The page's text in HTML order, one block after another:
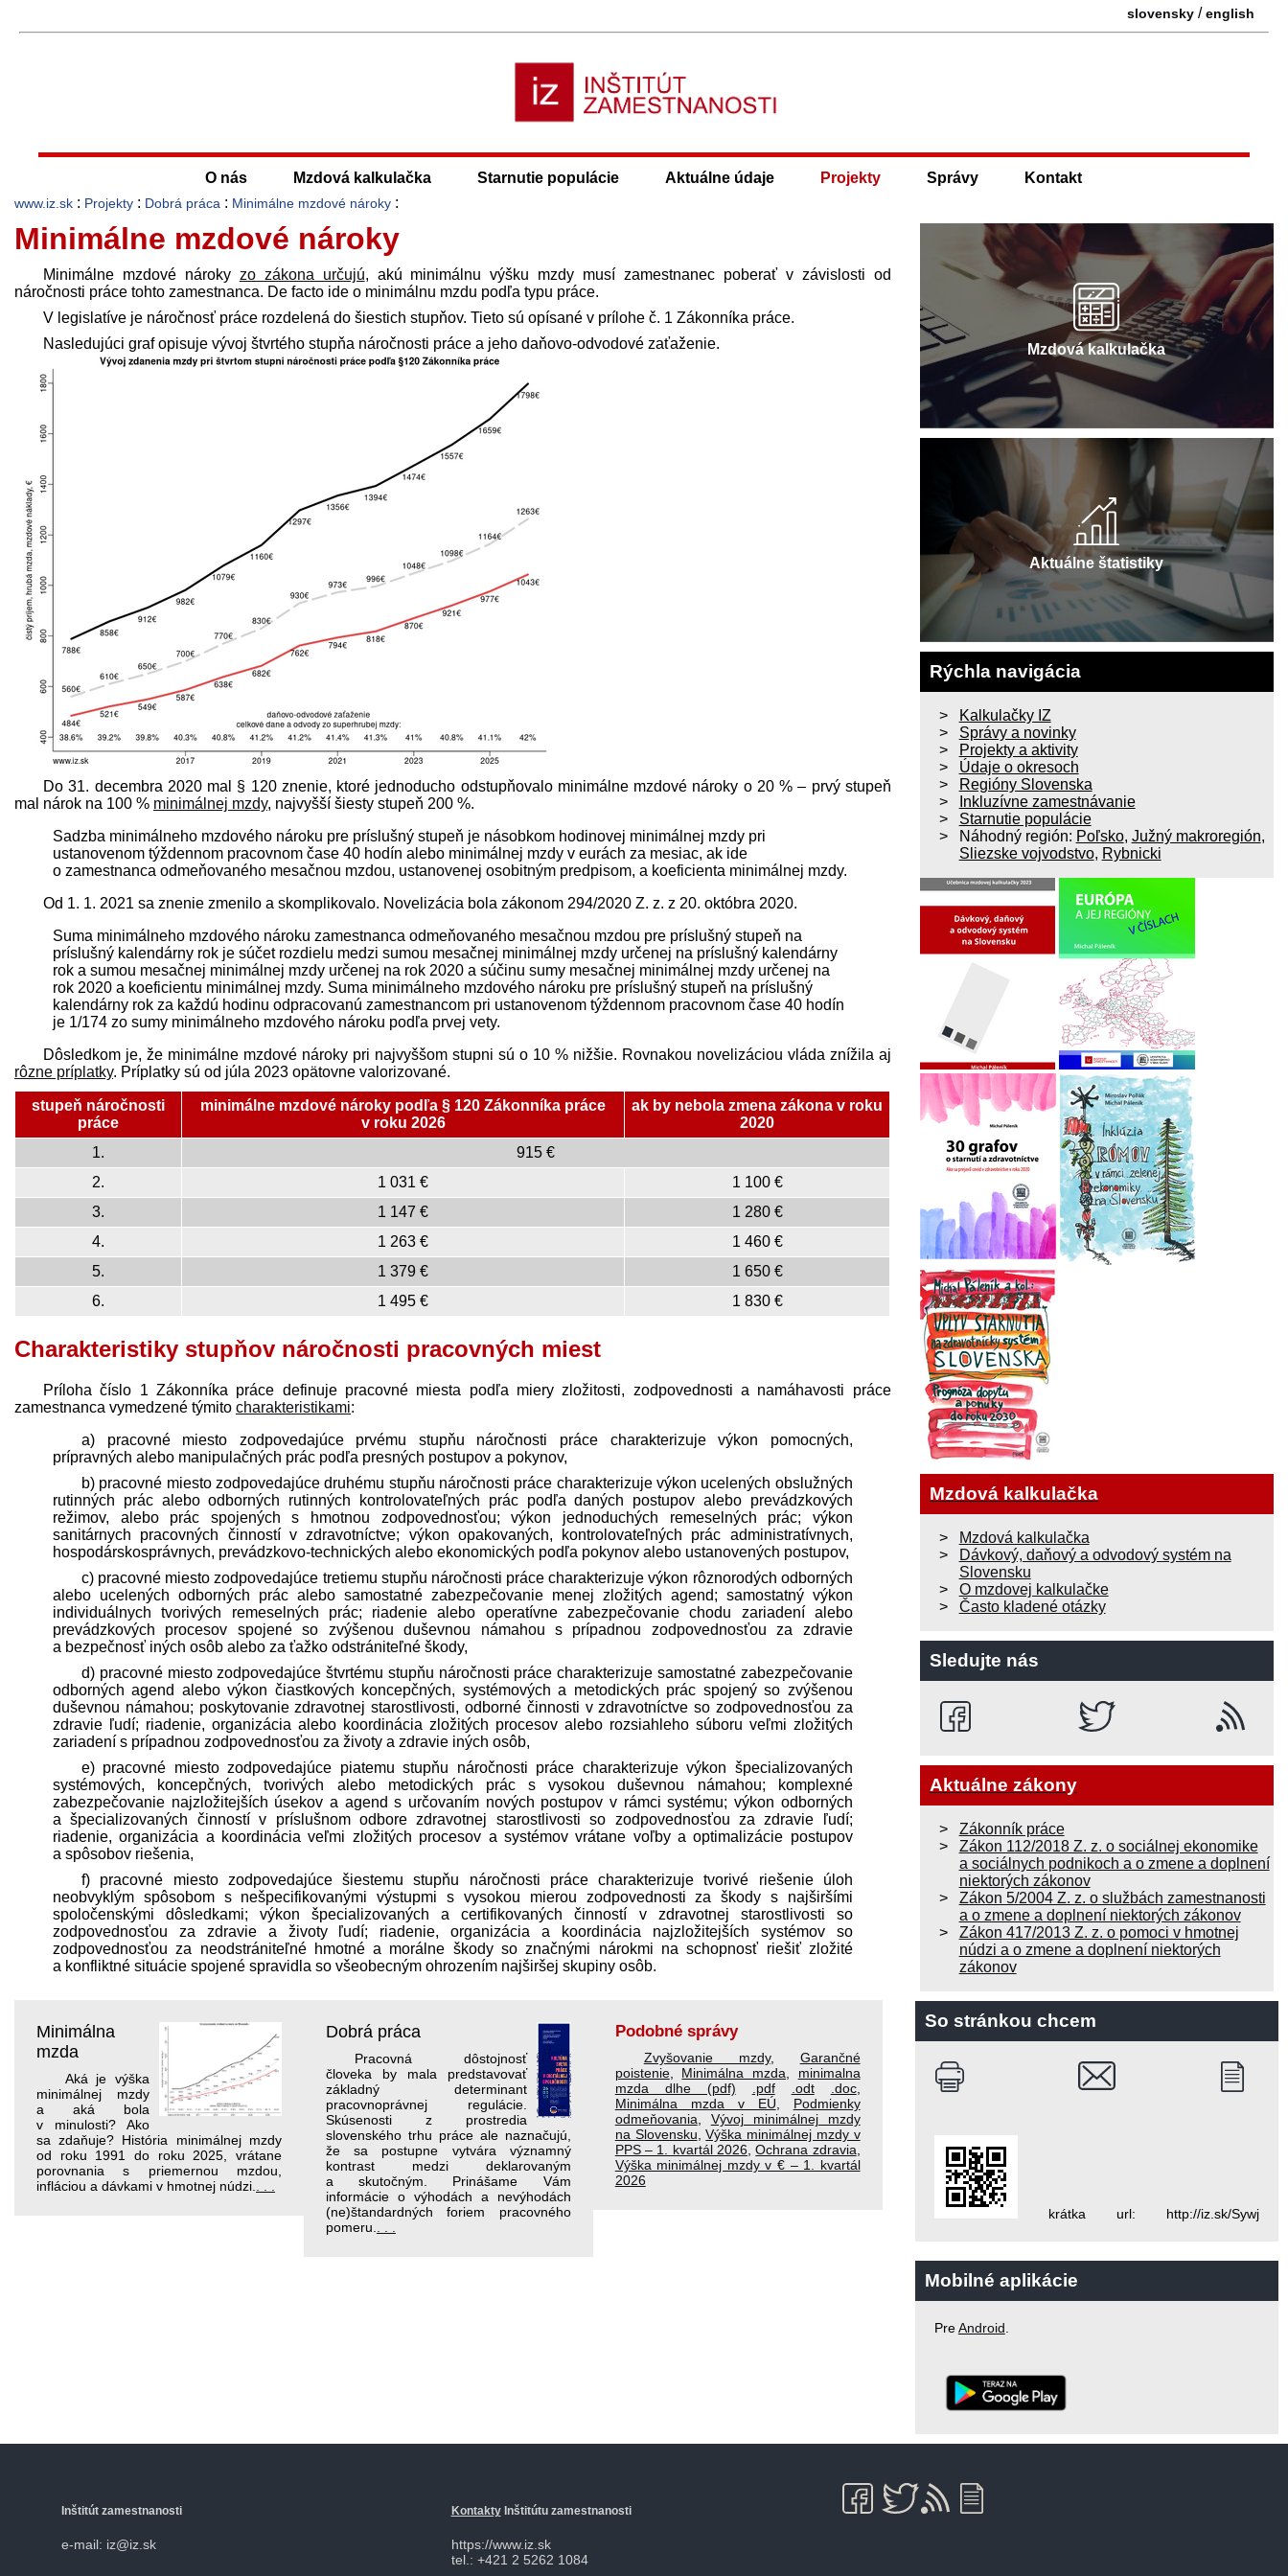
slovensky /english
O nás Mzdová kalkulačka Starnutie populácie Aktuálne údaje Projekty Správy Kontakt
www.iz.sk : Projekty : Dobrá práca : Minimálne mzdové nároky :
Minimálne mzdové nároky
Minimálne mzdové nároky zo zákona určujú, akú minimálnu výšku mzdy musí zamestnanec poberať v závislosti od
náročnosti práce tohto zamestnanca. De facto ide o minimálnu mzdu podľa typu práce.
V legislatíve je náročnosť práce rozdelená do šiestich stupňov. Tieto sú opísané v prílohe č. 1 Zákonníka práce.
Nasledujúci graf opisuje vývoj štvrtého stupňa náročnosti práce a jeho daňovo-odvodové zaťaženie.
Do 31. decembra 2020 mal § 120 znenie, ktoré jednoducho odstupňovalo minimálne mzdové nároky o 20 % – prvý stupeň
mal nárok na 100 % minimálnej mzdy, najvyšší šiesty stupeň 200 %.
Sadzba minimálneho mzdového nároku pre príslušný stupeň je násobkom hodinovej minimálnej mzdy pri
ustanovenom týždennom pracovnom čase 40 hodín alebo minimálnej mzdy v eurách za mesiac, ak ide
o zamestnanca odmeňovaného mesačnou mzdou, ustanovenej osobitným pred­pisom, a koeficienta minimálnej mzdy.
Od 1. 1. 2021 sa znenie zmenilo a skomplikovalo. Novelizácia bola zákonom 294/2020 Z. z. z 20. októbra 2020.
Suma minimálneho mzdového nároku zamestnanca odmeňovaného mesačnou mzdou pre príslušný stupeň na
príslušný kalendárny rok je súčet rozdielu medzi sumou mesačnej minimálnej mzdy určenej na príslušný kalendárny
rok a sumou mesačnej minimálnej mzdy určenej na rok 2020 a súčinu sumy mesačnej minimálnej mzdy určenej na
rok 2020 a koeficientu minimálnej mzdy. Suma minimálneho mzdového nároku pre príslušný stupeň na príslušný
kalendárny rok za každú hodinu odpracovanú zamestnancom pri ustanovenom týždennom pracovnom čase 40 hodín
je 1/174 zo sumy minimálneho mzdového nároku podľa prvej vety.
Dôsledkom je, že minimálne mzdové nároky pri najvyššom stupni sú o 10 % nižšie. Rovnakou novelizáciou vláda znížila aj
rôzne príplatky. Príplatky sú od júla 2023 opätovne valorizované.
stupeň náročnosti
práce
minimálne mzdové nároky podľa § 120 Zákonníka práce
v roku 2026
ak by nebola zmena zákona v roku
2020
1.
915 €
2.
1 031 €
1 100 €
3.
1 147 €
1 280 €
4.
1 263 €
1 460 €
5.
1 379 €
1 650 €
6.
1 495 € 1 830 €
Charakteristiky stupňov náročnosti pracovných miest
Príloha číslo 1 Zákonníka práce definuje pracovné miesta podľa miery zložitosti, zodpovednosti a namáhavosti práce
zamestnanca vymedzené týmito charakteristikami:
a) pracovné miesto zodpovedajúce prvému stupňu náročnosti práce charakterizuje výkon pomocných,
prípravných alebo manipulačných prác podľa presných postupov a pokynov,
b) pracovné miesto zodpovedajúce druhému stupňu náročnosti práce charakterizuje výkon ucelených obslužných
rutinných prác alebo odborných rutinných kontrolovateľných prác podľa daných postupov alebo prevádzkových
režimov, alebo prác spojených s hmotnou zodpovednosťou; výkon jednoduchých remeselných prác; výkon
sanitárnych pracovných činností v zdravotníctve; výkon opakovaných, kontrolovateľných prác administratívnych,
hospodárskosprávnych, prevádzkovo-technických alebo ekonomických podľa pokynov alebo ustanovených postupov,
c) pracovné miesto zodpovedajúce tretiemu stupňu náročnosti práce charakterizuje výkon rôznorodých odborných
alebo ucelených odborných prác alebo samostatné zabezpečovanie menej zložitých agend; samostatný výkon
individuálnych tvorivých remeselných prác; riadenie alebo operatívne zabezpečovanie chodu zariadení alebo
prevádzkových procesov spojené so zvýšenou duševnou námahou s prípadnou zodpovednosťou za zdravie
a bezpečnosť iných osôb alebo za ťažko odstrániteľné škody,
d) pracovné miesto zodpovedajúce štvrtému stupňu náročnosti práce charakterizuje samostatné zabezpečovanie
odborných agend alebo výkon čiastkových koncepčných, systémových a metodických prác spojený so zvýšenou
duševnou námahou; poskytovanie zdravotnej starostlivosti, odborné činnosti v zdravotníctve so zodpovednosťou za
zdravie ľudí; riadenie, organizácia alebo koordinácia zložitých procesov alebo rozsiahleho súboru veľmi zložitých
zariadení s prípadnou zodpovednosťou za životy a zdravie iných osôb,
e) pracovné miesto zodpovedajúce piatemu stupňu náročnosti práce charakterizuje výkon špecializovaných
systémových, koncepčných, tvorivých alebo metodických prác s vysokou duševnou námahou; komplexné
zabezpečovanie najzložitejších úsekov a agend s určovaním nových postupov v rámci systému; výkon odborných
a špecializovaných činností v príslušnom odbore zdravotnej starostlivosti so zodpovednosťou za zdravie ľudí;
riadenie, organizácia a koordinácia veľmi zložitých procesov a systémov vrátane voľby a optimalizácie postupov
a spôsobov riešenia,
f) pracovné miesto zodpovedajúce šiestemu stupňu náročnosti práce charakterizuje tvorivé riešenie úloh
neobvyklým spôsobom s nešpecifikovanými výstupmi s vysokou mierou zodpovednosti za škody s najširšími
spoločenskými dôsledkami; výkon špecializovaných a certifikovaných činností v zdravotnej starostlivosti so
zodpovednosťou za zdravie a životy ľudí; riadenie, organizácia a koordinácia najzložitejších systémov so
zodpovednosťou za neodstrániteľné hmotné a morálne škody so značnými nárokmi na schopnosť riešiť zložité
a konfliktné situácie spojené spravidla so všeobecným ohrozením najširšej skupiny osôb.
Minimálna
mzda
Aká je výška
minimálnej mzdy
a aká bola
v minulosti? Ako
sa zdaňuje? História minimálnej mzdy
od roku 1991 do roku 2025, vrátane
porovnania s priemernou mzdou,
infláciou a dávkami v hmotnej núdzi.
Dobrá práca
Pracovná dôstojnosť
človeka by mala pred­stavovať
základný determinant
pracovnoprávnej regulácie.
Skúsenosti z prostredia
slovenského trhu práce ale naznačujú,
že sa postupne vytvára významný
kontrast medzi deklarovaným
a skutočným. Prinášame Vám
informácie o výhodách a nevýhodách
(ne)štandardných foriem pracovného
pomeru.
Podobné správy
Zvyšovanie mzdy, Garančné
poistenie, Minimálna mzda
minimalna
mzda dlhe (pdf)
.pdf .odt .doc,
Minimálna mzda v EÚ
Podmienky
odmeňovania
Vývoj minimálnej mzdy
na Slovensku ,Výška minimálnej mzdy v
PPS – 1. kvartál 2026 ,Ochrana zdravia
Výška minimálnej mzdy v € – 1. kvartál
2026
Mzdová kalkulačka
Aktuálne štatistiky
Rýchla navigácia
Kalkulačky IZ
Správy a novinky
Projekty a aktivity
Údaje o okresoch
Regióny Slovenska
Inkluzívne zamestnávanie
Starnutie populácie
Náhodný región: Poľsko, Južný makroregión,
Sliezske vojvodstvo, Rybnicki
Mzdová kalkulačka
Mzdová kalkulačka
Dávkový, daňový a odvodový systém na
Slovensku
O mzdovej kalkulačke
Často kladené otázky
Sledujte nás
Aktuálne zákony
Zákonník práce
Zákon 112/2018 Z. z. o sociálnej ekonomike
a sociálnych podnikoch a o zmene a doplnení
niektorých zákonov
Zákon 5/2004 Z. z. o službách zamestnanosti
a o zmene a doplnení niektorých zákonov
Zákon 417/2013 Z. z. o pomoci v hmotnej
núdzi a o zmene a doplnení niektorých
zákonov
So stránkou chcem
krátka url: http://iz.sk/Sywj
Mobilné aplikácie
PreAndroid
Inštitút zamestnanosti
e-mail: iz@iz.sk
KontaktyInštitútu zamestnanosti
https://www.iz.sk
tel.: +421 2 5262 1084